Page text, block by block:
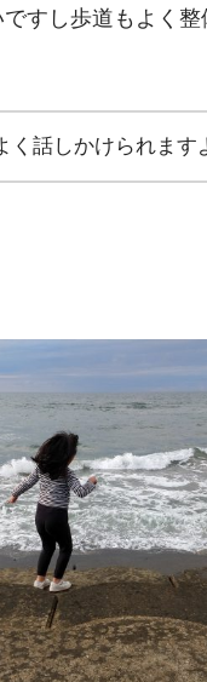
すし歩道もよく整
く話しかけられます